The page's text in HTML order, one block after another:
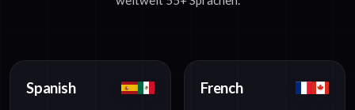
Spanish French